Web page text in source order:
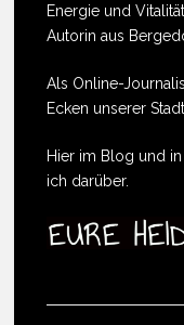
Energie und
Autorin aus
Als Online-
Ecken unserer
Hier im Blog und
ich darüber.